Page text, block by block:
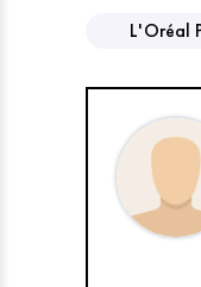
L'Oréal